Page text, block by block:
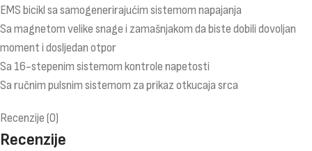
EMS bicikl sa samogenerirajućim sistemom napajanja
Sa magnetom velike snage i zamašnjakom da biste dobili dovoljan
moment i dosljedan otpor
Sa 16-stepenim sistemom kontrole napetosti
Sa ručnim pulsnim sistemom za prikaz otkucaja srca
Recenzije (0)
Recenzije